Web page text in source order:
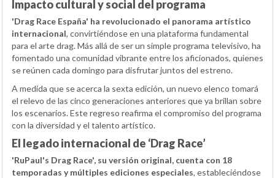
Impacto cultural y social del programa
'Drag Race España' ha revolucionado el panorama artístico
internacional, convirtiéndose en una plataforma fundamental
para el arte drag. Más allá de ser un simple programa televisivo, ha
fomentado una comunidad vibrante entre los aficionados, quienes
se reúnen cada domingo para disfrutar juntos del estreno.
A medida que se acerca la sexta edición, un nuevo elenco tomará
el relevo de las cinco generaciones anteriores que ya brillan sobre
los escenarios. Este regreso reafirma el compromiso del programa
con la diversidad y el talento artístico.
El legado internacional de ‘Drag Race’
'RuPaul's Drag Race', su versión original, cuenta con 18
temporadas y múltiples ediciones especiales, estableciéndose